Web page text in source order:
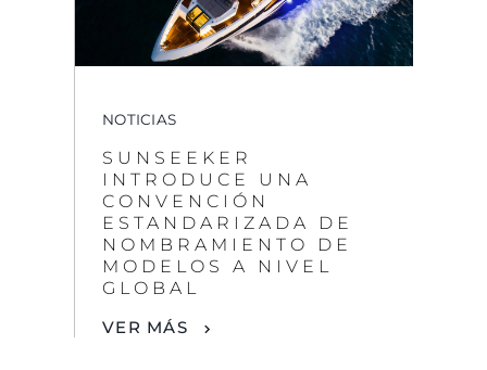
SUNSEEKER
INTRODUCE UNA
CONVENCIÓN
NOMBRAMIENTO DE
GLOBAL
VER MÁS